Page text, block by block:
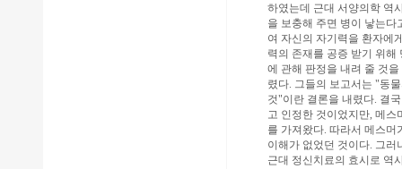
하였는데 근대 서양의학 역
을 보충해 주면 병이 낳는
여 자신의 자기력을 환자에
력의 존재를 공증 받기 위해
에 관해 판정을 내려 줄 것
렸다. 그들의 보고서는 "동
것"이란 결론을 내렸다. 결
고 인정한 것이었지만, 메
를 가져왔다. 따라서 메스
이해가 없었던 것이다. 그
근대 정신치료의 효시로 역